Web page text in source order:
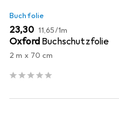
Buchfolie
EUR
23,30 EUR
11,65/1m
Oxford Buchschutzfolie
2 m x 70 cm